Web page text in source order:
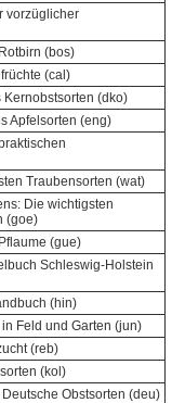
vorzüglicher
(bos)
(cal)
(dko)
Apfelsorten (eng)
Traubensorten (wat)
Die wichtigsten
(goe)
(gue)
Schleswig-Holstein
(hin)
Feld und Garten (jun)
(reb)
(kol)
Obstsorten (deu)